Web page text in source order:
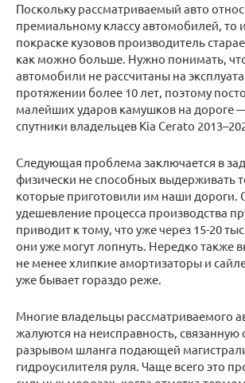
Поскольку рассматриваемый авто
премиальному классу автомобилей, то
покраске кузовов производитель
как можно больше. Нужно понимать,
автомобили не рассчитаны на
протяжении более 10 лет, поэтому
малейших ударов камушков на дороге
спутники владельцев Kia Cerato
Следующая проблема заключается в
физически не способных выдерживать
которые приготовили им наши дороги.
удешевление процесса производства
приводит к тому, что уже через 15-20
они уже могут лопнуть. Нередко также
не менее хлипкие амортизаторы и
уже бывает гораздо реже.
Многие владельцы рассматриваемого
жалуются на неисправность,
разрывом шланга подающей
гидроусилителя руля. Чаще всего это